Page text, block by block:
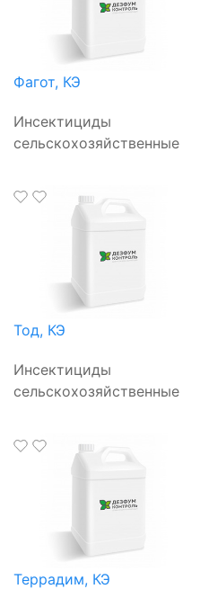
Фагот, КЭ
Инсектициды
сельскохозяйственные
Тод, КЭ
Инсектициды
сельскохозяйственные
Террадим, КЭ